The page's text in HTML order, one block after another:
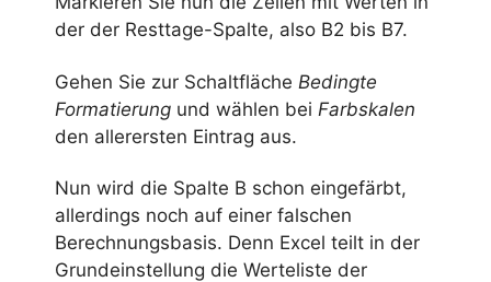
der der Resttage-Spalte, also B2 bis B7.
Gehen Sie zur Schaltfläche Bedingte
Formatierung und wählen bei Farbskalen
den allerersten Eintrag aus.
Nun wird die Spalte B schon eingefärbt,
allerdings noch auf einer falschen
Berechnungsbasis. Denn Excel teilt in der
Grundeinstellung die Werteliste der